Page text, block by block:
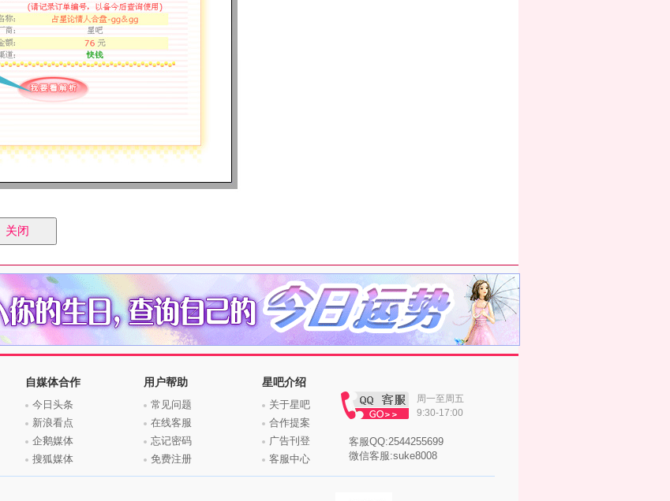
自媒体合作
今日头条
新浪看点
企鹅媒体
搜狐媒体
用户帮助
常见问题
在线客服
忘记密码
免费注册
星吧介绍
关于星吧
合作提案
广告刊登
客服中心
周一至周五
9:30-17:00
客服QQ:2544255699
微信客服:suke8008